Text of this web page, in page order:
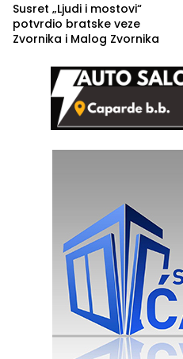
Susret „Ljudi i mostovi“
potvrdio bratske veze
Zvornika i Malog Zvornika